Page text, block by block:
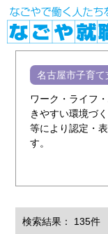
名古屋市子育て
ワーク・ライフ
きやすい環境づ
等により認定・
す。
検索結果： 135件